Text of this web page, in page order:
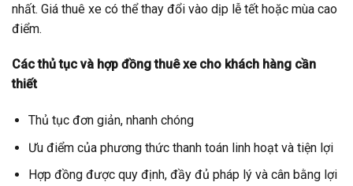
nhất. Giá thuê xe có thể thay đổi vào dịp lễ tết hoặc mùa cao
điểm.
Các thủ tục và hợp đồng thuê xe cho khách hàng cần
thiết
Thủ tục đơn giản, nhanh chóng
Ưu điểm của phương thức thanh toán linh hoạt và tiện lợi
Hợp đồng được quy định, đầy đủ pháp lý và cân bằng lợi